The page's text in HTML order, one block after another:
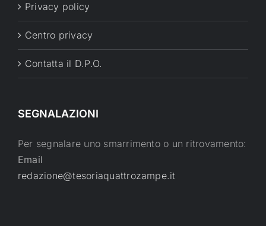
Privacy policy
Centro privacy
Contatta il D.P.O.
SEGNALAZIONI
Per segnalare uno smarrimento o un ritrovamento:
Email
redazione@tesoriaquattrozampe.it